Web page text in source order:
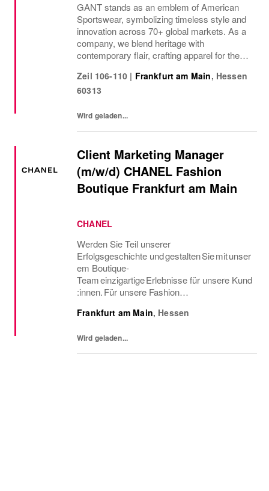
GANT stands as an emblem of American
Sportswear, symbolizing timeless style and
innovation across 70+ global markets. As a
company, we blend heritage with
contemporary flair, crafting apparel for the
brand represents more than fashion; it's a
tradition...
Zeil 106-110 | Frankfurt am Main, Hessen
60313
Wird geladen...
Client Marketing Manager
(m/w/d) CHANEL Fashion
Boutique Frankfurt am Main
CHANEL
Werden Sie Teil unserer
Erfolgsgeschichte und gestalten Sie mit unser
em Boutique-
Team einzigartige Erlebnisse für unsere Kund
:innen. Für unsere Fashion
Main suchen wir zum nächstmöglichen
(m/w/d) in Vollzeit; unbefristet. YOUR...
Frankfurt am Main, Hessen
Wird geladen...